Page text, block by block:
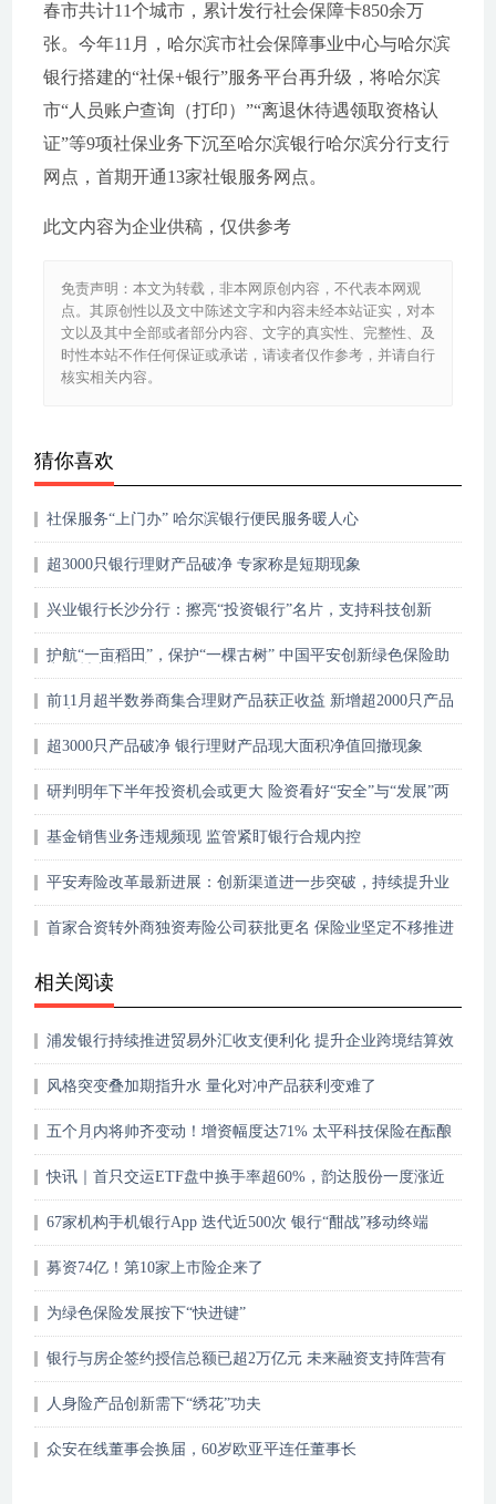
春市共计11个城市，累计发行社会保障卡850余万
张。今年11月，哈尔滨市社会保障事业中心与哈尔滨
银行搭建的“社保+银行”服务平台再升级，将哈尔滨
市“人员账户查询（打印）”“离退休待遇领取资格认
证”等9项社保业务下沉至哈尔滨银行哈尔滨分行支行
网点，首期开通13家社银服务网点。
此文内容为企业供稿，仅供参考
免责声明：本文为转载，非本网原创内容，不代表本网观
点。其原创性以及文中陈述文字和内容未经本站证实，对本
文以及其中全部或者部分内容、文字的真实性、完整性、及
时性本站不作任何保证或承诺，请读者仅作参考，并请自行
核实相关内容。
猜你喜欢
社保服务“上门办” 哈尔滨银行便民服务暖人心
超3000只银行理财产品破净 专家称是短期现象
兴业银行长沙分行：擦亮“投资银行”名片，支持科技创新
护航“一亩稻田”，保护“一棵古树” 中国平安创新绿色保险助
前11月超半数券商集合理财产品获正收益 新增超2000只产品
超3000只产品破净 银行理财产品现大面积净值回撤现象
研判明年下半年投资机会或更大 险资看好“安全”与“发展”两
基金销售业务违规频现 监管紧盯银行合规内控
平安寿险改革最新进展：创新渠道进一步突破，持续提升业
首家合资转外商独资寿险公司获批更名 保险业坚定不移推进
相关阅读
浦发银行持续推进贸易外汇收支便利化 提升企业跨境结算效
风格突变叠加期指升水 量化对冲产品获利变难了
五个月内将帅齐变动！增资幅度达71% 太平科技保险在酝酿
快讯｜首只交运ETF盘中换手率超60%，韵达股份一度涨近
67家机构手机银行App 迭代近500次 银行“酣战”移动终端
募资74亿！第10家上市险企来了
为绿色保险发展按下“快进键”
银行与房企签约授信总额已超2万亿元 未来融资支持阵营有
人身险产品创新需下“绣花”功夫
众安在线董事会换届，60岁欧亚平连任董事长